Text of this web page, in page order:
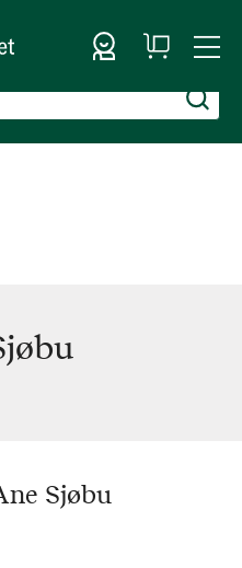
Logg inn
Handlekurv
Sjøbu